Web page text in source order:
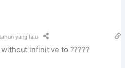
yang lalu
infinitive to ?????